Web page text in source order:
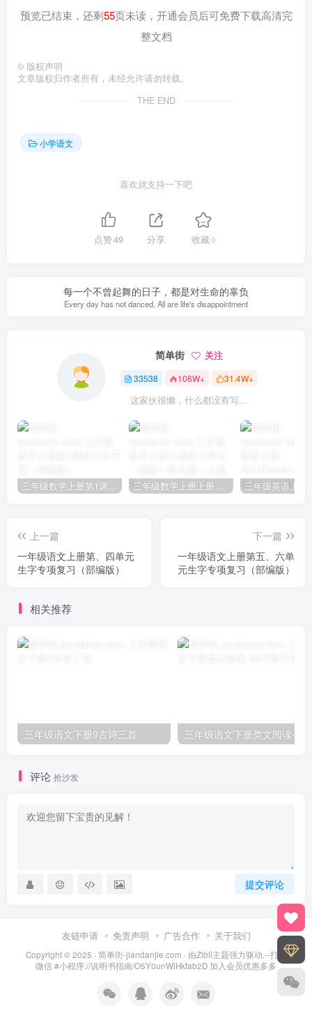
预览已结束，还剩55页未读，开通会员后可免费下载高清完
整文档
© 版权声明
文章版权归作者所有，未经允许请勿转载。
THE END
小学语文
喜欢就支持一下吧
点赞49 分享 收藏0
每一个不曾起舞的日子，都是对生命的辜负
Every day has not danced, All are life's disappointment
简单街 关注
33538 106W+ 31.4W+
这家伙很懒，什么都没有写...
上一篇
一年级语文上册第、四单元
生字专项复习（部编版）
下一篇
一年级语文上册第五、六单
元生字专项复习（部编版）
相关推荐
三年级语文下册9古诗三首
评论 抢沙发
提交评论
友链申请 免责声明 广告合作 关于我们
Copyright © 2025 · 简单街-jiandanjie.com · 由Zibll主题强力驱动.--打开
微信 #小程序://说明书指南/O5Y0unWlHkfab2D 加入会员优惠多多